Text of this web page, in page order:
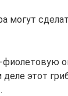
могут
этот